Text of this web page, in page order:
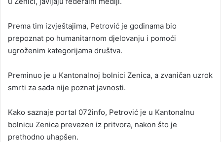
m
a
i
Prema tim izvještajima, Petrović je godinama bio
prepoznat po humanitarnom djelovanju i pomoći
ugroženim kategorijama društva.
Preminuo je u Kantonalnoj bolnici Zenica, a zvaničan uzrok
smrti za sada nije poznat javnosti.
Kako saznaje portal 072info, Petrović je u Kantonalnu
bolnicu Zenica prevezen iz pritvora, nakon što je
prethodno uhapšen.